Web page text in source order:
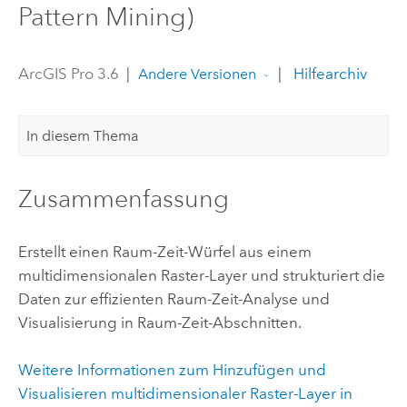
Pattern Mining)
ArcGIS Pro 3.6 Andere Versionen Hilfearchiv
In diesem Thema
Zusammenfassung
Erstellt einen Raum-Zeit-Würfel aus einem
multidimensionalen Raster-Layer und strukturiert die
Daten zur effizienten Raum-Zeit-Analyse und
Visualisierung in Raum-Zeit-Abschnitten.
Weitere Informationen zum Hinzufügen und
Visualisieren multidimensionaler Raster-Layer in